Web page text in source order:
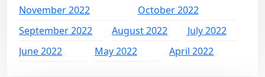
November 2022
October 2022
September 2022
August 2022
July 2022
June 2022
May 2022 April 2022